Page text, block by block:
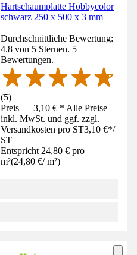
Hartschaumplatte Hobbycolor
schwarz 250 x 500 x 3 mm
Durchschnittliche Bewertung:
4.8 von 5 Sternen. 5
Bewertungen.
(5)
Preis — 3,10 € * Alle Preise
inkl. MwSt. und ggf. zzgl.
Versandkosten pro ST3,10 €*/
ST
Entspricht 24,80 € pro
m²(24,80 €/ m²)